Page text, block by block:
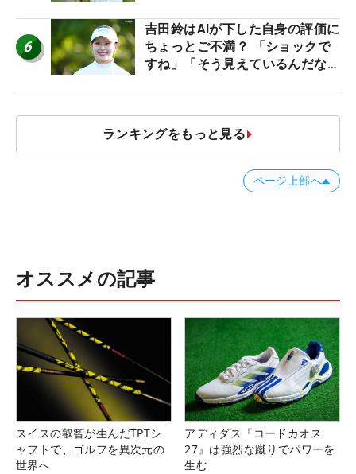
6
吉田鈴はAIが下した自身の評価に
ちょっとご不満？ 「ショックで
すね」「そう見えているんだなぁ
ランキングをもっと見る
ページ上部へ
オススメの記事
スイスの叡智が生んだTPTシ
ャフトで、ゴルフを異次元の
世界へ
アディダス『コードカオス
27』は強烈な蹴りでパワーを
生む